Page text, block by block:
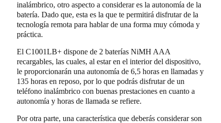
inalámbrico, otro aspecto a considerar es la autonomía de la
batería. Dado que, esta es la que te permitirá disfrutar de la
tecnología remota para hablar de una forma muy cómoda y
práctica.
El C1001LB+ dispone de 2 baterías NiMH AAA
recargables, las cuales, al estar en el interior del dispositivo,
le proporcionarán una autonomía de 6,5 horas en llamadas y
135 horas en reposo, por lo que podrás disfrutar de un
teléfono inalámbrico con buenas prestaciones en cuanto a
autonomía y horas de llamada se refiere.
Por otra parte, una característica que deberás considerar son